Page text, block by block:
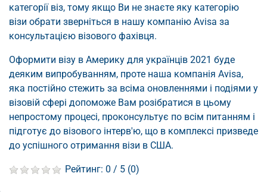
категорії віз, тому якщо Ви не знаєте яку категорію
візи обрати зверніться в нашу компанію Avisa за
консультацією візового фахівця.
Оформити візу в Америку для українців 2021 буде
деяким випробуванням, проте наша компанія Avisa,
яка постійно стежить за всіма оновленнями і подіями у
візовій сфері допоможе Вам розібратися в цьому
непростому процесі, проконсультує по всім питанням і
підготує до візового інтерв'ю, що в комплексі призведе
до успішного отримання візи в США.
Рейтинг: 0 / 5 (0)